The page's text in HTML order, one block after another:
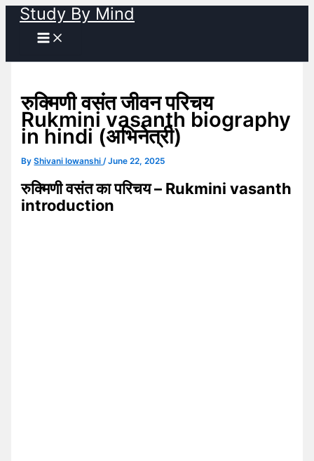
Skip
content
Study By Mind
रुक्मिणी वसंत जीवन परिचय
Rukmini vasanth biography
in hindi (अभिनेत्री)
ByShivani lowanshi/June 22, 2025
रुक्मिणी वसंत का परिचय – Rukmini vasanth
introduction